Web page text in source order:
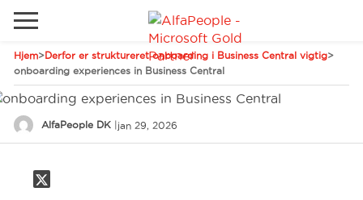
Hjem>Derfor er struktureret onboarding i Business Central vigtig>
onboarding experiences in Business Central
AlfaPeople DK | jan 29, 2026
Ring Email
Gå til det lokale websted
Global
Canada